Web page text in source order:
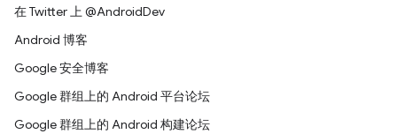
在 Twitter 上 @AndroidDev
Android 博客
Google 安全博客
Google 群组上的 Android 平台论坛
Google 群组上的 Android 构建论坛